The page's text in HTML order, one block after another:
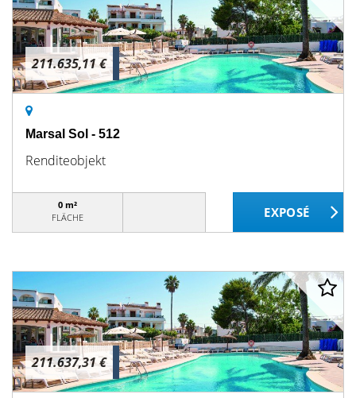
211.635,11 €
Marsal Sol - 512
Renditeobjekt
0 m²
FLÄCHE
211.637,31 €